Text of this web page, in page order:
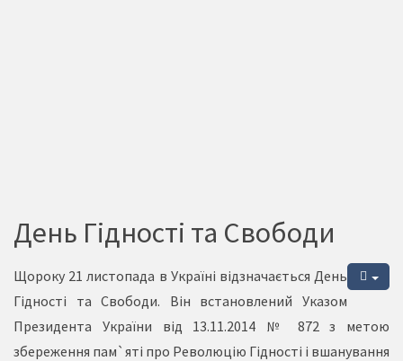
День Гідності та Свободи
Щороку 21 листопада в Україні відзначається День
Гідності та Свободи. Він встановлений Указом
Президента України від 13.11.2014 № 872 з метою
збереження пам`яті про Революцію Гідності і вшанування